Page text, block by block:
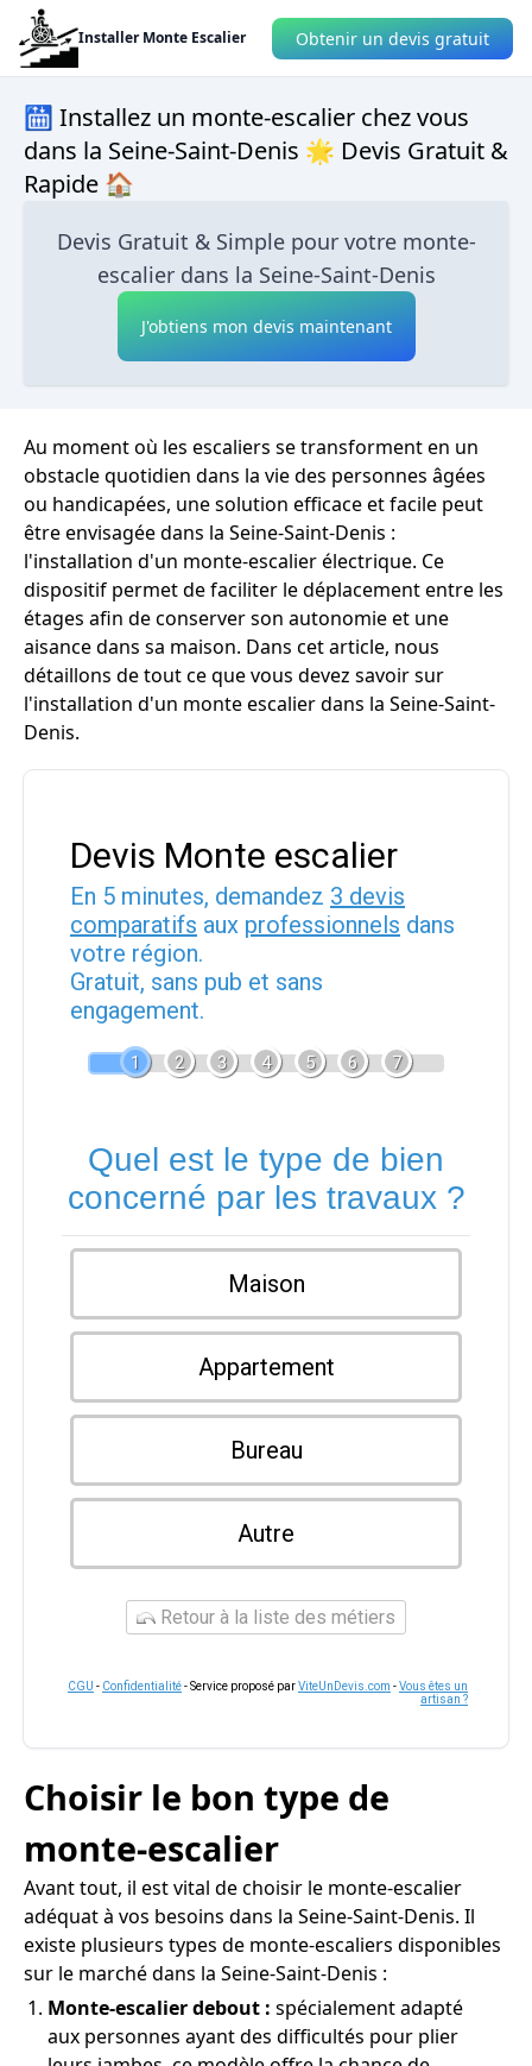
Installer Monte Escalier Obtenir un devis gratuit
🛗 Installez un monte-escalier chez vous
dans la Seine-Saint-Denis 🌟 Devis Gratuit &
Rapide 🏠
Devis Gratuit & Simple pour votre monte-
escalier dans la Seine-Saint-Denis
J'obtiens mon devis maintenant
Au moment où les escaliers se transforment en un
obstacle quotidien dans la vie des personnes âgées
ou handicapées, une solution efficace et facile peut
être envisagée dans la Seine-Saint-Denis :
l'installation d'un monte-escalier électrique. Ce
dispositif permet de faciliter le déplacement entre les
étages afin de conserver son autonomie et une
aisance dans sa maison. Dans cet article, nous
détaillons de tout ce que vous devez savoir sur
l'installation d'un monte escalier dans la Seine-Saint-
Denis.
Devis Monte escalier
En 5 minutes, demandez 3 devis
comparatifs aux professionnels dans
votre région.
Gratuit, sans pub et sans
engagement.
1 2 3 4 5 6 7
Quel est le type de bien
concerné par les travaux ?
Maison
Appartement
Bureau
Autre
Retour à la liste des métiers
CGU - Confidentialité- Service proposé parViteUnDevis.com -Vous êtes un
artisan ?
Choisir le bon type de
monte-escalier
Avant tout, il est vital de choisir le monte-escalier
adéquat à vos besoins dans la Seine-Saint-Denis. Il
existe plusieurs types de monte-escaliers disponibles
sur le marché dans la Seine-Saint-Denis :
Monte-escalier debout : spécialement adapté
aux personnes ayant des difficultés pour plier